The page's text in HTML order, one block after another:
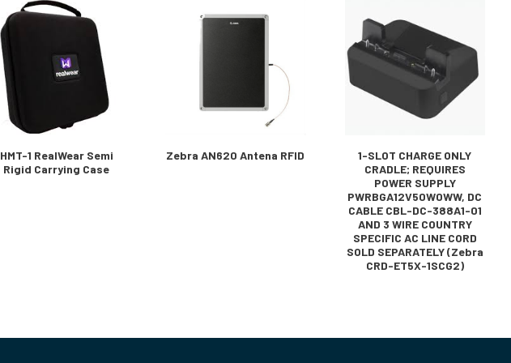
HMT-1 RealWear Semi
Rigid Carrying Case
Zebra AN620 Antena RFID
1-SLOT CHARGE ONLY
CRADLE; REQUIRES
POWER SUPPLY
PWRBGA12V50W0WW, DC
CABLE CBL-DC-388A1-01
AND 3 WIRE COUNTRY
SPECIFIC AC LINE CORD
SOLD SEPARATELY (Zebra
CRD-ET5X-1SCG2)